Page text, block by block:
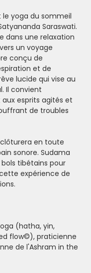
le yoga du sommeil
Saraswati.
dans une relaxation
un voyage
conçu de
et de
lucide qui vise au
Il convient
esprits agités et
de troubles
en toute
sonore. Sudama
tibétains pour
expérience de
(hatha, yin,
flow©), praticienne
de l'Ashram in the